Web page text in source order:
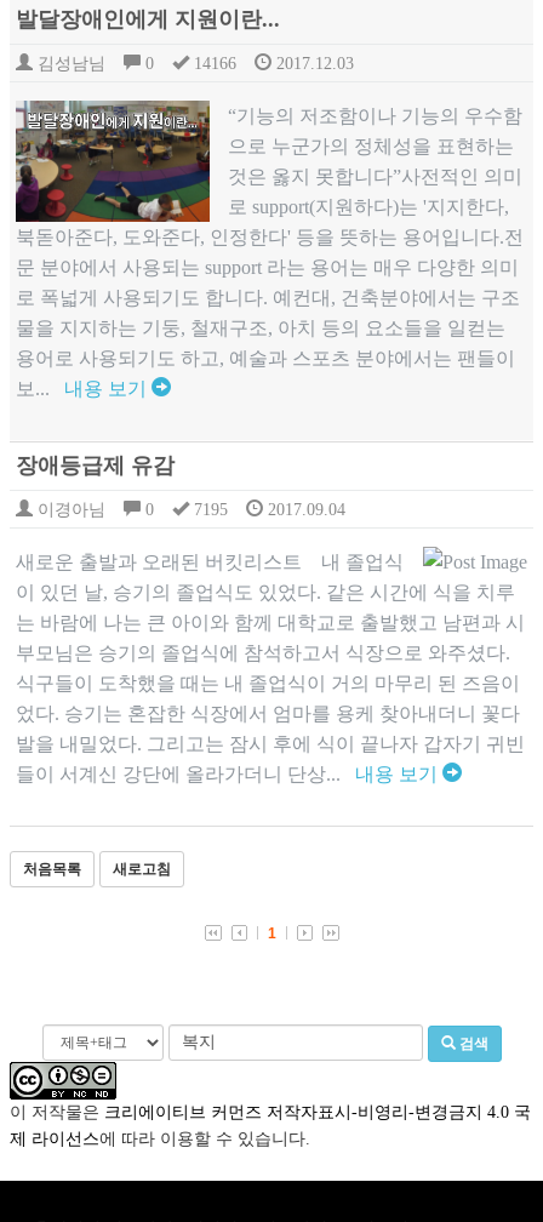
발달장애인에게 지원이란...
김성남님 0 14166 2017.12.03
“기능의 저조함이나 기능의 우수함
으로 누군가의 정체성을 표현하는
것은 옳지 못합니다”사전적인 의미
로 support(지원하다)는 '지지한다,
북돋아준다, 도와준다, 인정한다' 등을 뜻하는 용어입니다.전
문 분야에서 사용되는 support 라는 용어는 매우 다양한 의미
로 폭넓게 사용되기도 합니다. 예컨대, 건축분야에서는 구조
물을 지지하는 기둥, 철재구조, 아치 등의 요소들을 일컫는
용어로 사용되기도 하고, 예술과 스포츠 분야에서는 팬들이
보... 내용 보기
장애등급제 유감
이경아님 0 7195 2017.09.04
새로운 출발과 오래된 버킷리스트 내 졸업식
이 있던 날, 승기의 졸업식도 있었다. 같은 시간에 식을 치루
는 바람에 나는 큰 아이와 함께 대학교로 출발했고 남편과 시
부모님은 승기의 졸업식에 참석하고서 식장으로 와주셨다.
식구들이 도착했을 때는 내 졸업식이 거의 마무리 된 즈음이
었다. 승기는 혼잡한 식장에서 엄마를 용케 찾아내더니 꽃다
발을 내밀었다. 그리고는 잠시 후에 식이 끝나자 갑자기 귀빈
들이 서계신 강단에 올라가더니 단상... 내용 보기
처음목록 새로고침
1
검색
이 저작물은 크리에이티브 커먼즈 저작자표시-비영리-변경금지 4.0 국
제 라이선스에 따라 이용할 수 있습니다.